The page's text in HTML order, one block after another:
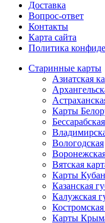
Доставка
Вопрос-ответ
Контакты
Карта сайта
Политика
Старинные карты
Азиатская
Карты
Бессарабская
Вологодская
Вятская
Карты
Казанская
Калужская
Карты